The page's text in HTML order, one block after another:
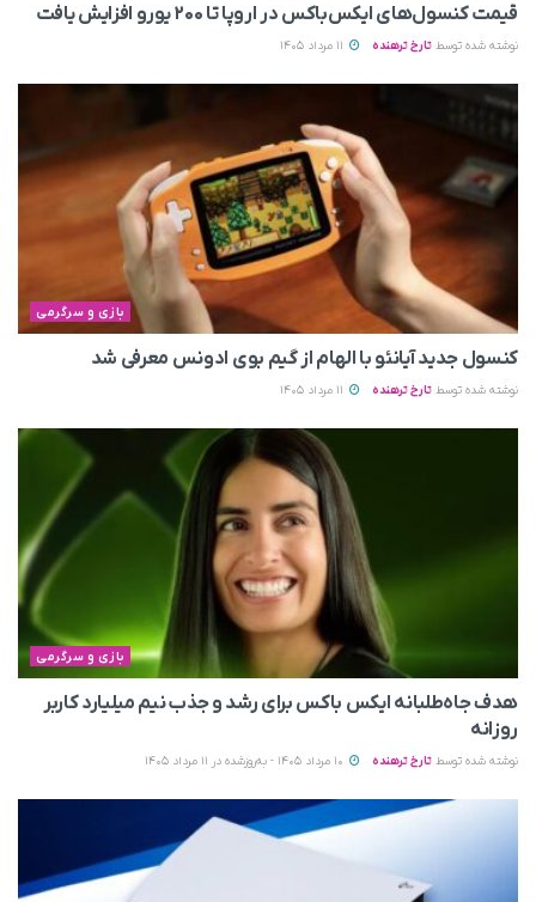
قیمت کنسول‌های ایکس‌باکس در اروپا تا ۲۰۰ یورو افزایش یافت
نوشته شده توسط تارخ ترهنده
بازی و سرگرمی
کنسول جدید آیانئو با الهام از گیم بوی ادونس معرفی شد
نوشته شده توسط تارخ ترهنده
بازی و سرگرمی
هدف جاه‌طلبانه ایکس باکس برای رشد و جذب نیم میلیارد کاربر
روزانه
نوشته شده توسط تارخ ترهنده